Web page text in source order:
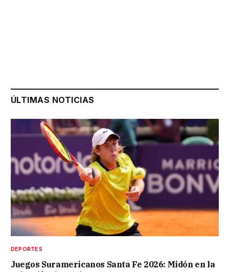
ÚLTIMAS NOTICIAS
DEPORTES
Juegos Suramericanos Santa Fe 2026: Midón en la